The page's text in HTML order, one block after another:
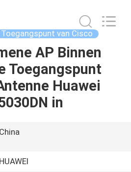
van Cisco
AP Binnen
Toegangspunt
Huawei
in
China
HUAWEI